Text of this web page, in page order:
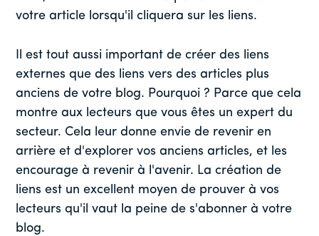
votre article lorsqu'il cliquera sur les liens.
Il est tout aussi important de créer des liens
externes que des liens vers des articles plus
anciens de votre blog. Pourquoi ? Parce que cela
montre aux lecteurs que vous êtes un expert du
secteur. Cela leur donne envie de revenir en
arrière et d'explorer vos anciens articles, et les
encourage à revenir à l'avenir. La création de
liens est un excellent moyen de prouver à vos
lecteurs qu'il vaut la peine de s'abonner à votre
blog.